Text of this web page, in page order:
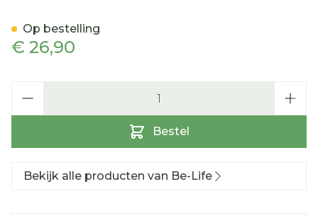
€ 26,90
Bestel
Op bestelling
Bekijk alle producten van Be-Life